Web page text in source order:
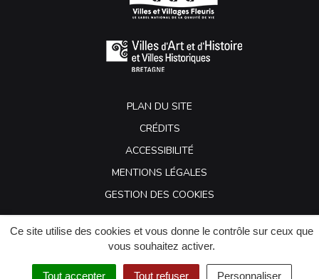
Ce site utilise des cookies et vous donne le contrôle sur ceux que
vous souhaitez activer.
Tout accepter Tout refuser Personnaliser
PLAN DU SITE
CRÉDITS
ACCESSIBILITÉ
MENTIONS LÉGALES
GESTION DES COOKIES